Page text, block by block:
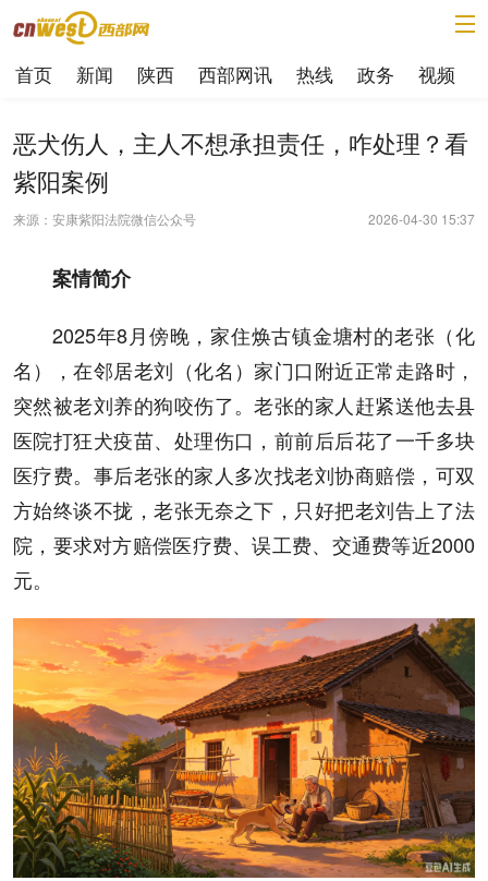
首页 新闻 陕西 西部网讯 热线 政务 视频
恶犬伤人，主人不想承担责任，咋处理？看
紫阳案例
来源：安康紫阳法院微信公众号 2026-04-30 15:37
案情简介
2025年8月傍晚，家住焕古镇金塘村的老张（化
名），在邻居老刘（化名）家门口附近正常走路时，
突然被老刘养的狗咬伤了。老张的家人赶紧送他去县
医院打狂犬疫苗、处理伤口，前前后后花了一千多块
医疗费。事后老张的家人多次找老刘协商赔偿，可双
方始终谈不拢，老张无奈之下，只好把老刘告上了法
院，要求对方赔偿医疗费、误工费、交通费等近2000
元。